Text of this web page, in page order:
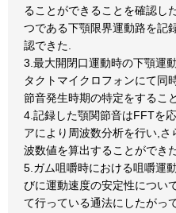
ることができることを確認し
つである下顎限界運動路を記
認できた.
3.最大開閉口運動時の下顎運
タクトマイクロフォンにて同
節音発生時期の特定をするこ
4.記録した顎関節音はFFTを
アにより周波数分析を行い,
波数値を算出することができ
5.ガム咀嚼時における咀嚼運
びに運動速度の安定性につい
て行っている通法にしたがっ